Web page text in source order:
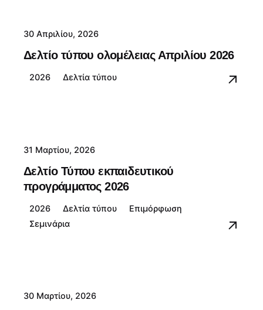
30 Απριλίου, 2026
Δελτίο τύπου ολομέλειας Απριλίου 2026
2026 Δελτία τύπου
31 Μαρτίου, 2026
Δελτίο Τύπου εκπαιδευτικού
προγράμματος 2026
2026 Δελτία τύπου
Επιμόρφωση
Σεμινάρια
30 Μαρτίου, 2026